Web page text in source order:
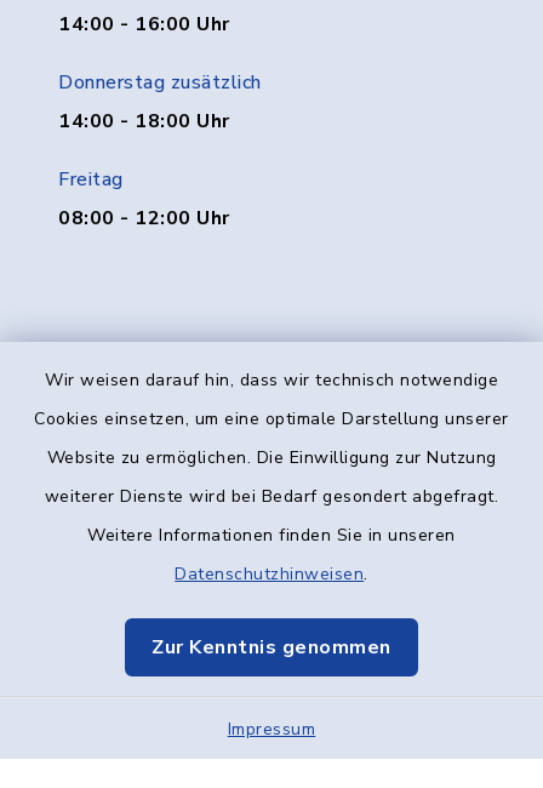
Wir weisen darauf hin, dass wir technisch notwendige
Cookies einsetzen, um eine optimale Darstellung unserer
Website zu ermöglichen. Die Einwilligung zur Nutzung
weiterer Dienste wird bei Bedarf gesondert abgefragt.
Weitere Informationen finden Sie in unseren
Datenschutzhinweisen.
Zur Kenntnis genommen
Impressum
14:00 - 16:00 Uhr
Donnerstag zusätzlich
14:00 - 18:00 Uhr
Freitag
08:00 - 12:00 Uhr
Kontakt
Datenschutz
Elektronische Kommunikation
Sitemap